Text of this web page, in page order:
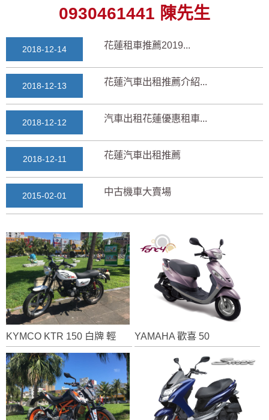
0930461441 陳先生
2025-11-17 通水管後排水變快？背...
2018-12-14 花蓮租車推薦2019...
2018-12-13 花蓮汽車出租推薦介紹...
2018-12-12 汽車出租花蓮優惠租車...
2018-12-11 花蓮汽車出租推薦
2015-02-01 中古機車大賣場
2018-03-16
2018-03-15 七星潭風景區美景介紹...
2018-03-13 三日遊景點行程規劃景...
2018-03-12 花蓮自由行自助行程
2025-11-17 通水管後排水變快？背...
2018-12-14 花蓮租車推薦2019...
YAMAHA 歡喜 50